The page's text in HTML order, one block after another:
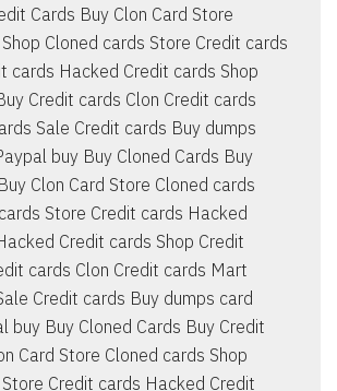
Cards Buy Clon Card Store
Cloned cards Store Credit cards
cards Hacked Credit cards Shop
Credit cards Clon Credit cards
Sale Credit cards Buy dumps
buy Buy Cloned Cards Buy
Clon Card Store Cloned cards
Store Credit cards Hacked
Credit cards Shop Credit
cards Clon Credit cards Mart
Credit cards Buy dumps card
buy Buy Cloned Cards Buy Credit
Card Store Cloned cards Shop
Credit cards Hacked Credit